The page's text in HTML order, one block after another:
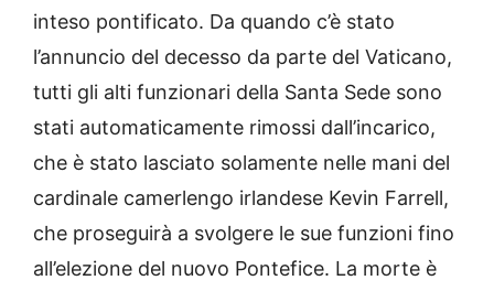
inteso pontificato. Da quando c’è stato
l’annuncio del decesso da parte del Vaticano,
tutti gli alti funzionari della Santa Sede sono
stati automaticamente rimossi dall’incarico,
che è stato lasciato solamente nelle mani del
cardinale camerlengo irlandese Kevin Farrell,
che proseguirà a svolgere le sue funzioni fino
all’elezione del nuovo Pontefice. La morte è